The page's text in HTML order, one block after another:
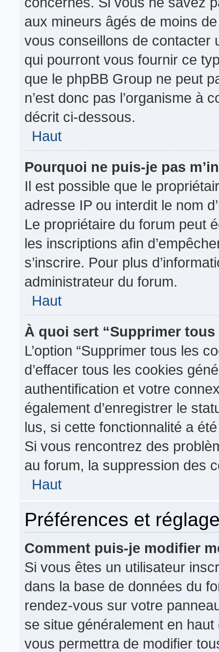
aux mineurs âgés de moins
vous conseillons de contacter
qui pourront vous fournir ce
que le phpBB Group ne peut
n’est donc pas l’organisme à
décrit ci-dessous.
Haut
Pourquoi ne puis-je pas
Il est possible que le
adresse IP ou interdit le nom
Le propriétaire du forum peut
les inscriptions afin
s’inscrire. Pour plus
administrateur du forum.
Haut
À quoi sert “Supprimer
L’option “Supprimer tous les
d’effacer tous les cookies
authentification et votre
également d’enregistrer le
lus, si cette fonctionnalité a
Si vous rencontrez des
au forum, la suppression des
Haut
Préférences et
Comment puis-je modifier
Si vous êtes un utilisateur
dans la base de données du
rendez-vous sur votre
se situe généralement en
vous permettra de modifier